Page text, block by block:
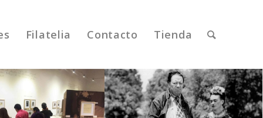
Filatelia Contacto Tienda